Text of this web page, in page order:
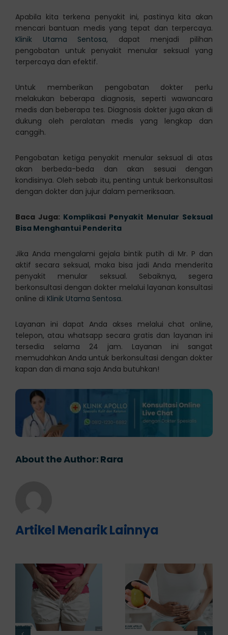
Apabila kita terkena penyakit ini, pastinya kita akan
mencari bantuan medis yang tepat dan terpercaya.
Klinik Utama Sentosa, dapat menjadi pilihan
pengobatan untuk penyakit menular seksual yang
terpercaya dan efektif.
Untuk memberikan pengobatan dokter perlu
melakukan beberapa diagnosis, seperti wawancara
medis dan beberapa tes. Diagnosis dokter juga akan di
dukung oleh peralatan medis yang lengkap dan
canggih.
Pengobatan ketiga penyakit menular seksual di atas
akan berbeda-beda dan akan sesuai dengan
kondisinya. Oleh sebab itu, penting untuk berkonsultasi
dengan dokter dan jujur dalam pemeriksaan.
Baca Juga: Komplikasi Penyakit Menular Seksual
Bisa Menghantui Penderita
Jika Anda mengalami gejala bintik putih di Mr. P dan
aktif secara seksual, maka bisa jadi Anda menderita
penyakit menular seksual. Sebaiknya, segera
berkonsultasi dengan dokter melalui layanan konsultasi
online di Klinik Utama Sentosa.
Layanan ini dapat Anda akses melalui chat online,
telepon, atau whatsapp secara gratis dan layanan ini
tersedia selama 24 jam. Layanan ini sangat
memudahkan Anda untuk berkonsultasi dengan dokter
kapan dan di mana saja Anda butuhkan!
About the Author: Rara
Artikel Menarik Lainnya